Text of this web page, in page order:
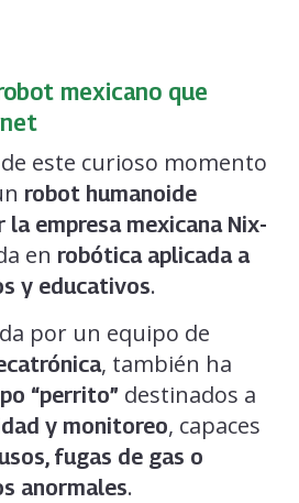
mexicano que
este curioso momento
robot humanoide
empresa mexicana Nix-
en robótica aplicada a
y educativos.
por un equipo de
, también ha
“perrito” destinados a
y monitoreo, capaces
fugas de gas o
anormales.